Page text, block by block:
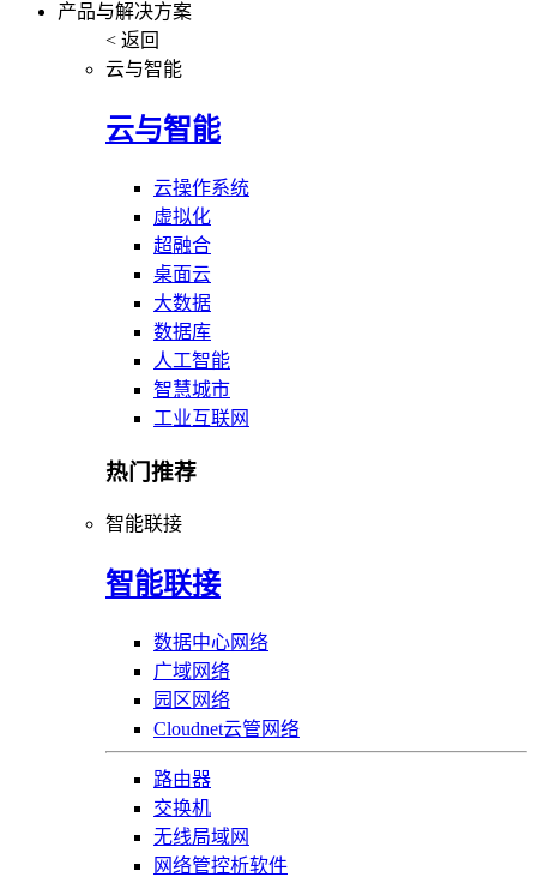
产品与解决方案
< 返回
云与智能
云与智能
云操作系统
虚拟化
超融合
桌面云
大数据
数据库
人工智能
智慧城市
工业互联网
热门推荐
智能联接
智能联接
数据中心网络
广域网络
园区网络
Cloudnet云管网络
路由器
交换机
无线局域网
网络管控析软件